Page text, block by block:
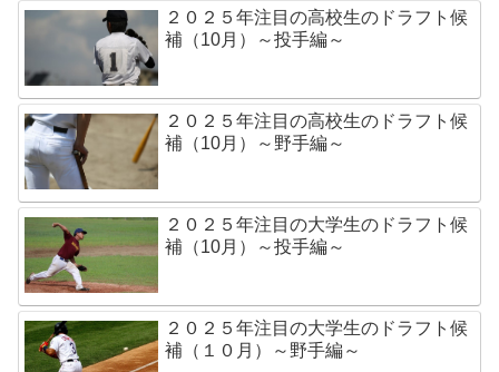
２０２５年注目の高校生のドラフト候
補（10月）～投手編～
２０２５年注目の高校生のドラフト候
補（10月）～野手編～
２０２５年注目の大学生のドラフト候
補（10月）～投手編～
２０２５年注目の大学生のドラフト候
補（１０月）～野手編～